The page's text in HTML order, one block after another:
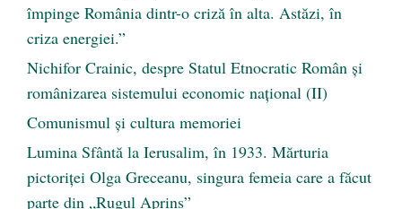
împinge România dintr-o criză în alta. Astăzi, în
criza energiei.”
Nichifor Crainic, despre Statul Etnocratic Român şi
românizarea sistemului economic naţional (II)
Comunismul şi cultura memoriei
Lumina Sfântă la Ierusalim, în 1933. Mărturia
pictoriței Olga Greceanu, singura femeia care a făcut
parte din „Rugul Aprins”